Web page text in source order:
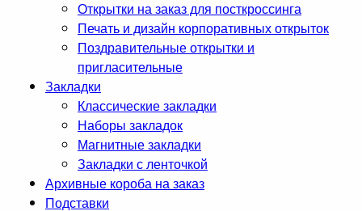
Открытки на заказ для посткроссинга
Печать и дизайн корпоративных открыток
Поздравительные открытки и
пригласительные
Закладки
Классические закладки
Наборы закладок
Магнитные закладки
Закладки с ленточкой
Архивные короба на заказ
Подставки